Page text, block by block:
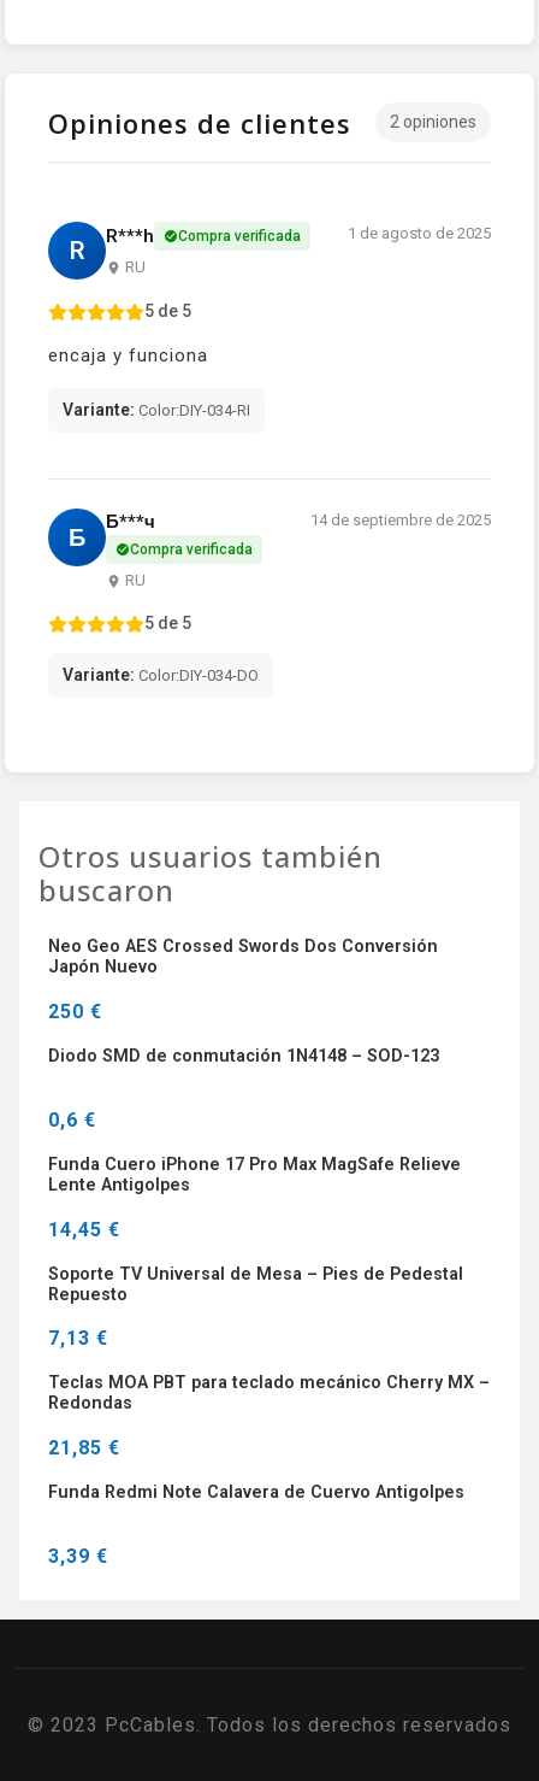
Opiniones de clientes 2 opiniones
R R***h Compra verificada
RU
1 de agosto de 2025
5 de 5
encaja y funciona
Variante: Color:DIY-034-RI
Б
Б***ч
Compra verificada
RU
14 de septiembre de 2025
5 de 5
Variante: Color:DIY-034-DO
Otros usuarios también
buscaron
Neo Geo AES Crossed Swords Dos Conversión
Japón Nuevo
250 €
Diodo SMD de conmutación 1N4148 – SOD-123
0,6 €
Funda Cuero iPhone 17 Pro Max MagSafe Relieve
Lente Antigolpes
14,45 €
Soporte TV Universal de Mesa – Pies de Pedestal
Repuesto
7,13 €
Teclas MOA PBT para teclado mecánico Cherry MX –
Redondas
21,85 €
Funda Redmi Note Calavera de Cuervo Antigolpes
3,39 €
© 2023 PcCables. Todos los derechos reservados